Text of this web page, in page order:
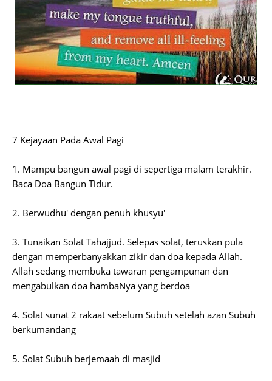
7 Kejayaan Pada Awal Pagi
1. Mampu bangun awal pagi di sepertiga malam terakhir.
Baca Doa Bangun Tidur.
2. Berwudhu' dengan penuh khusyu'
3. Tunaikan Solat Tahajjud. Selepas solat, teruskan pula
dengan memperbanyakkan zikir dan doa kepada Allah.
Allah sedang membuka tawaran pengampunan dan
mengabulkan doa hambaNya yang berdoa
4. Solat sunat 2 rakaat sebelum Subuh setelah azan Subuh
berkumandang
5. Solat Subuh berjemaah di masjid